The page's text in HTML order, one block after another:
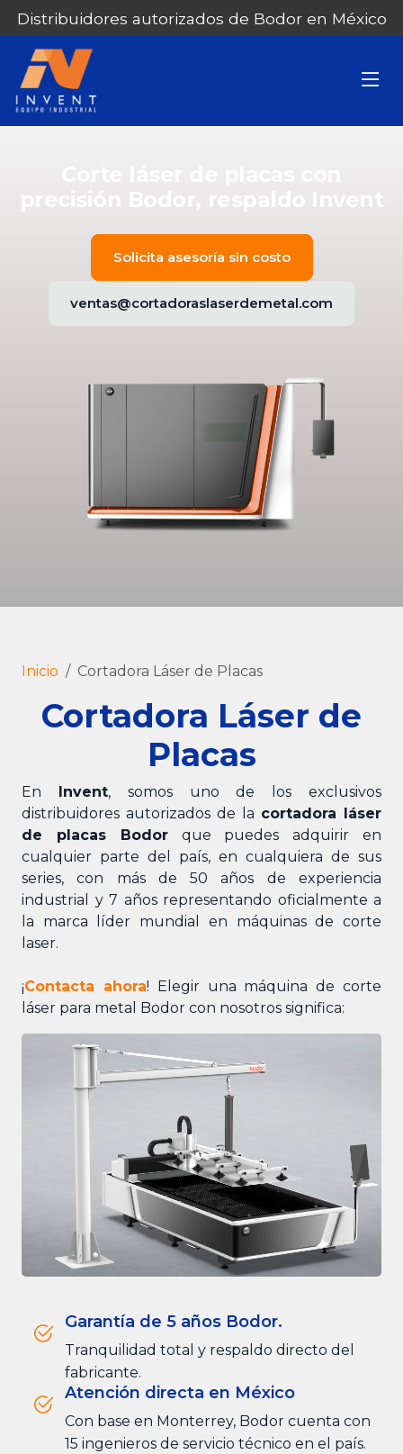
Distribuidores autorizados de Bodor en México
precisión Bodor, respaldo Invent
Solicita asesoría sin costo
ventas@cortadoraslaserdemetal.com
Inicio Cortadora Láser de Placas
Cortadora Láser de
Placas
En Invent, somos uno de los exclusivos
distribuidores autorizados de la cortadora láser
de placas Bodorque puedes adquirir en
cualquier parte del país, en cualquiera de sus
series, con más de 50 años de experiencia
industrial y 7 años representando oficialmente a
la marca líder mundial en máquinas de corte
laser.
¡Contacta ahora! Elegir una máquina de corte
láser para metal Bodor con nosotros significa:
Garantía de 5 años Bodor.
Tranquilidad total y respaldo directo del
fabricante.
Atención directa en México
Con base en Monterrey, Bodor cuenta con
15 ingenieros de servicio técnico en el país.